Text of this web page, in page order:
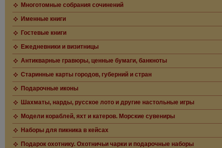
Многотомные собрания сочинений
Именные книги
Гостевые книги
Ежедневники и визитницы
Антикварные гравюры, ценные бумаги, банкноты
Старинные карты городов, губерний и стран
Подарочные иконы
Шахматы, нарды, русское лото и другие настольные игры
Модели кораблей, яхт и катеров. Морские сувениры
Наборы для пикника в кейсах
Подарок охотнику. Охотничьи чарки и подарочные наборы